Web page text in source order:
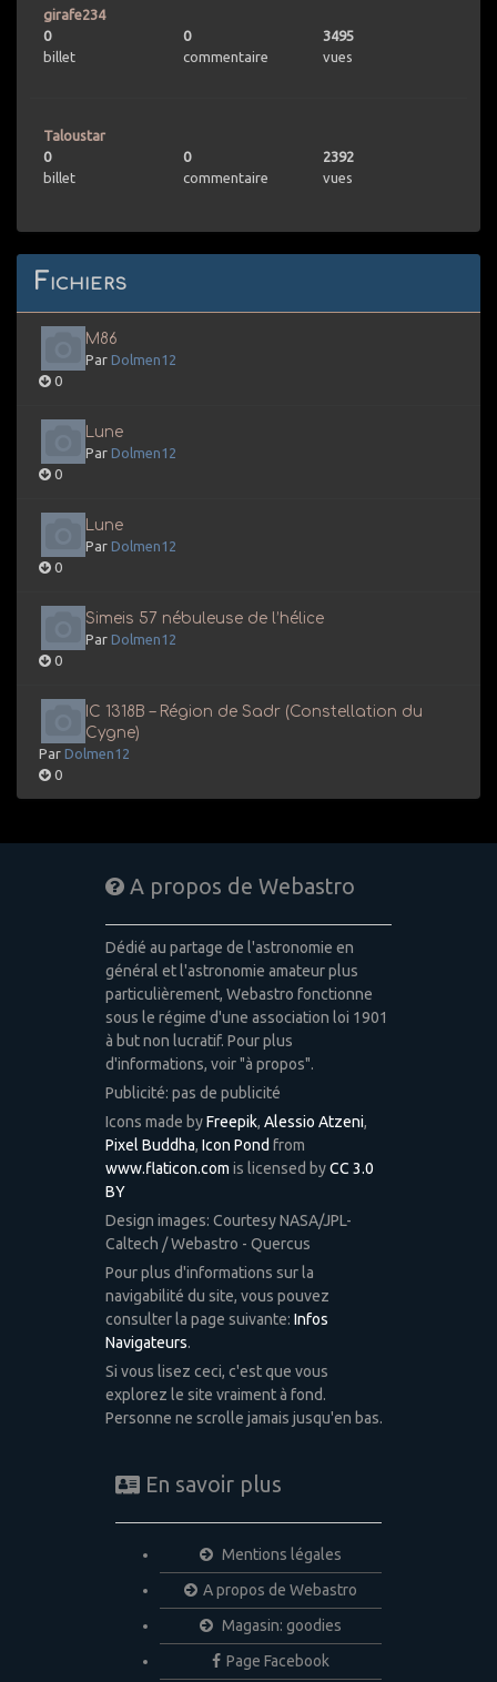
girafe234
0
billet
0
commentaire
3495
vues
Taloustar
0
billet
0
commentaire
2392
vues
Fichiers
M86
Par Dolmen12
0
Lune
Par Dolmen12
0
Lune
Par Dolmen12
0
Simeis 57 nébuleuse de l’hélice
Par Dolmen12
0
IC 1318B – Région de Sadr (Constellation du
Cygne)
Par Dolmen12
0
A propos de Webastro
Dédié au partage de l'astronomie en
général et l'astronomie amateur plus
particulièrement, Webastro fonctionne
sous le régime d'une association loi 1901
à but non lucratif. Pour plus
d'informations, voir "à propos".
Publicité: pas de publicité
Icons made byFreepik, Alessio Atzeni,
Pixel Buddha, Icon Pond from
www.flaticon.com is licensed byCC 3.0
BY
Design images: Courtesy NASA/JPL-
Caltech / Webastro - Quercus
Pour plus d'informations sur la
navigabilité du site, vous pouvez
consulter la page suivante: Infos
Navigateurs.
Si vous lisez ceci, c'est que vous
explorez le site vraiment à fond.
Personne ne scrolle jamais jusqu'en bas.
En savoir plus
Mentions légales
A propos de Webastro
Magasin: goodies
Page Facebook